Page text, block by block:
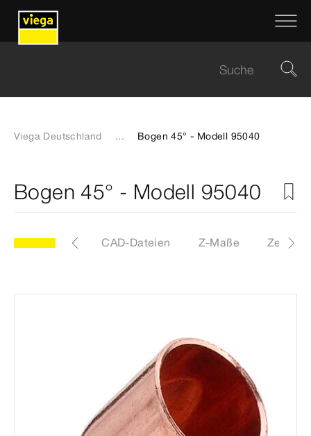
Viega Deutschland ... Bogen 45° - Modell 95040
Bogen 45° - Modell 95040
Etiketten CAD-Dateien Z-Maße